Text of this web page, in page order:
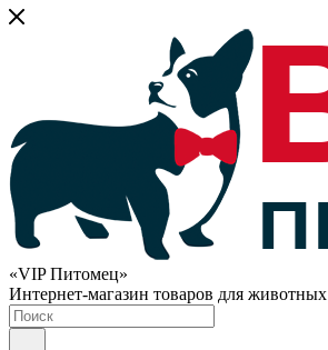
«VIP Питомец»
Интернет-магазин товаров для животных